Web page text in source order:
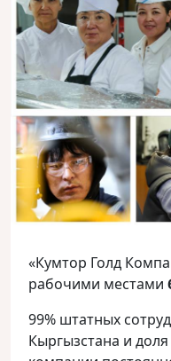
«Кумтор Голд
рабочими местами
99% штатных
Кыргызстана и